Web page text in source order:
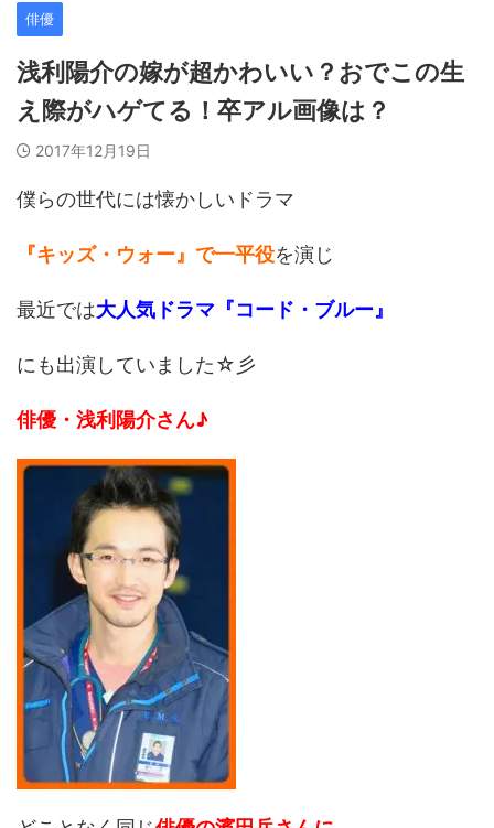
俳優
浅利陽介の嫁が超かわいい？おでこの生
え際がハゲてる！卒アル画像は？
2017年12月19日
僕らの世代には懐かしいドラマ
『キッズ・ウォー』で一平役を演じ
最近では大人気ドラマ『コード・ブルー』
にも出演していました☆彡
俳優・浅利陽介さん♪